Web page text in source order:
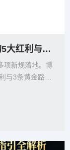
2026破产新规落地|企业债务重组的5大红利与3条黄金路径——博友律所权威解读
项新规落地。博
与3条黄金路